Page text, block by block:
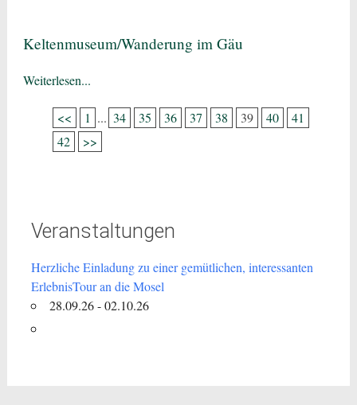
Keltenmuseum/Wanderung im Gäu
Weiterlesen...
<< 1 ... 34 35 36 37 38 39 40
41
42
>>
Veranstaltungen
Herzliche Einladung zu einer gemütlichen, interessanten
ErlebnisTour an die Mosel
28.09.26 - 02.10.26